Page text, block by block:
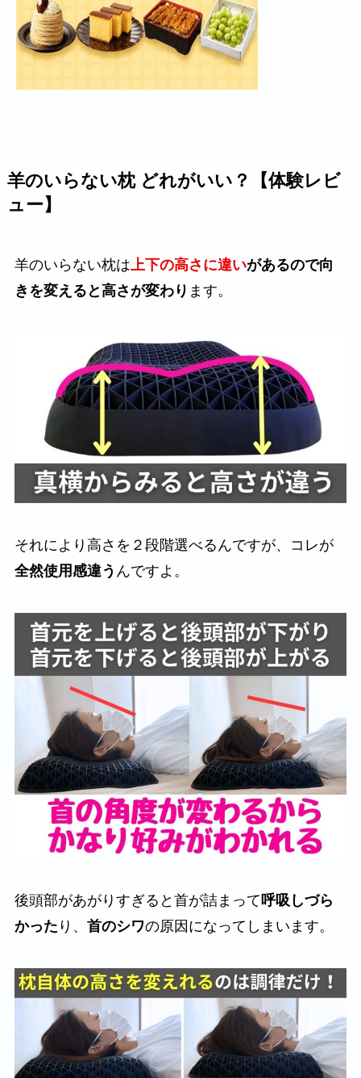
羊のいらない枕 どれがいい？【体験レビ
ュー】
羊のいらない枕は 上下の高さに違いがあるので向
きを変えると高さが変わり ます。
それにより高さを２段階選べるんですが、コレが
全然使用感違う んですよ。
後頭部があがりすぎると首が詰まって呼吸しづら
かった り、 首のシワの原因になってしまいます。